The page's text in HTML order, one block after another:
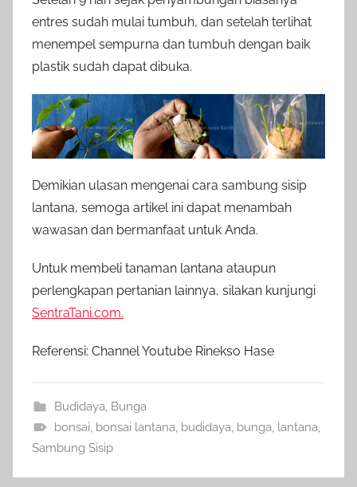
entres sudah mulai tumbuh, dan setelah terlihat
menempel sempurna dan tumbuh dengan baik
plastik sudah dapat dibuka.
Demikian ulasan mengenai cara sambung sisip
lantana, semoga artikel ini dapat menambah
wawasan dan bermanfaat untuk Anda.
Untuk membeli tanaman lantana ataupun
perlengkapan pertanian lainnya, silakan kunjungi
SentraTani.com.
Referensi: Channel Youtube Rinekso Hase
Budidaya, Bunga
bonsai, bonsai lantana, budidaya, bunga, lantana,
Sambung Sisip